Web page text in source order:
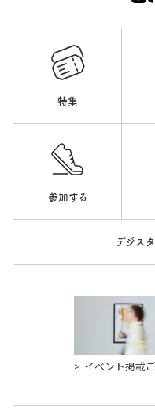
特集
参加する
デジス
イベント掲載